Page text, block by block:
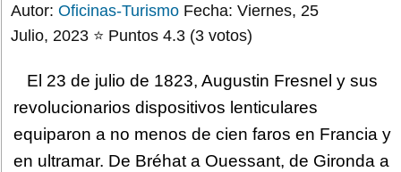
Autor: Oficinas-Turismo Fecha: Viernes, 25
Julio, 2023 ⭐ Puntos 4.3 (3 votos)
El 23 de julio de 1823, Augustin Fresnel y sus
revolucionarios dispositivos lenticulares
equiparon a no menos de cien faros en Francia y
en ultramar. De Bréhat a Ouessant, de Gironda a